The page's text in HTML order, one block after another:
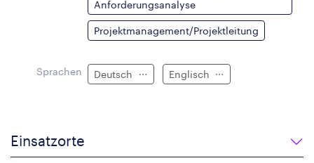
Anforderungsanalyse
Projektmanagement/Projektleitung
Sprachen Deutsch Englisch
Einsatzorte